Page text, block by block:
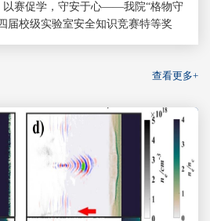
以赛促学，守安于心——我院“格物守
届校级实验室安全知识竞赛特等奖
查看更多+